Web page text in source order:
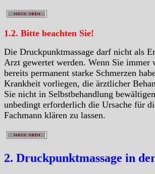
1.2. Bitte beachten Sie!
Die Druckpunktmassage darf nicht als
Arzt gewertet werden. Wenn Sie immer
bereits permanent starke Schmerzen
Krankheit vorliegen, die ärztlicher
Sie nicht in Selbstbehandlung
unbedingt erforderlich die Ursache für
Fachmann klären zu lassen.
2. Druckpunktmassage in